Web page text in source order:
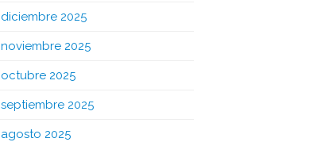
diciembre 2025
noviembre 2025
octubre 2025
septiembre 2025
agosto 2025